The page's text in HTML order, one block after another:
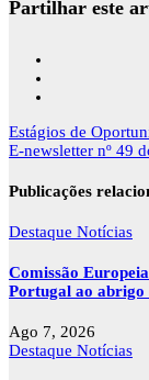
Partilhar este
Navegação
de
Estágios de
E-newsletter nº 49
Publicações
Destaque Notícias
Comissão
Portugal ao
Ago 7, 2026
Destaque Notícias